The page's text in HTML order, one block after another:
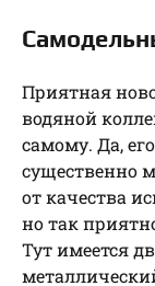
Приятная
водяной
самому. Да,
существенно
от качества
но так
Тут имеется